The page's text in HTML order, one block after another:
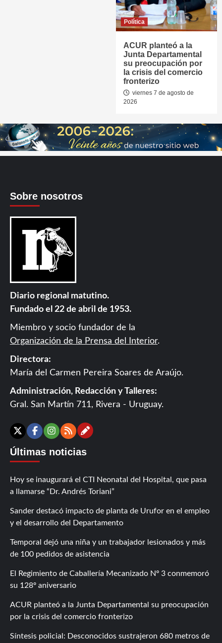
Política
ACUR planteó a la
Junta Departamental
su preocupación por
la crisis del comercio
fronterizo
viernes 7 de agosto de
2026
Sobre nosotros
Diario regional matutino.
Fundado el 22 de abril de 1953.
Miembro y socio fundador de la
Organización de la Prensa del Interior.
Directora:
María del Carmen Pereira Soares de Araújo.
Administración, Redacción y Talleres:
Gral. San Martín 711, Rivera - Uruguay.
X Facebook
Instagram
RSSContáctanos
Últimas noticias
Hoy se inaugurará el CTI Neonatal del Hospital, que pasa
a llamarse “Dr. Andrés Toriani”
Sander destacó impacto de planta de Urufor en el empleo
y el desarrollo del Departamento
Temporal dejó una niña y un trabajador lesionados y más
de 100 pedidos de asistencia
El Regimiento de Caballería Mecanizado Nº 3 conmemoró
su 128º aniversario
ACUR planteó a la Junta Departamental su preocupación
por la crisis del comercio fronterizo
Síntesis policial: Desconocidos sustrajeron 680 metros de